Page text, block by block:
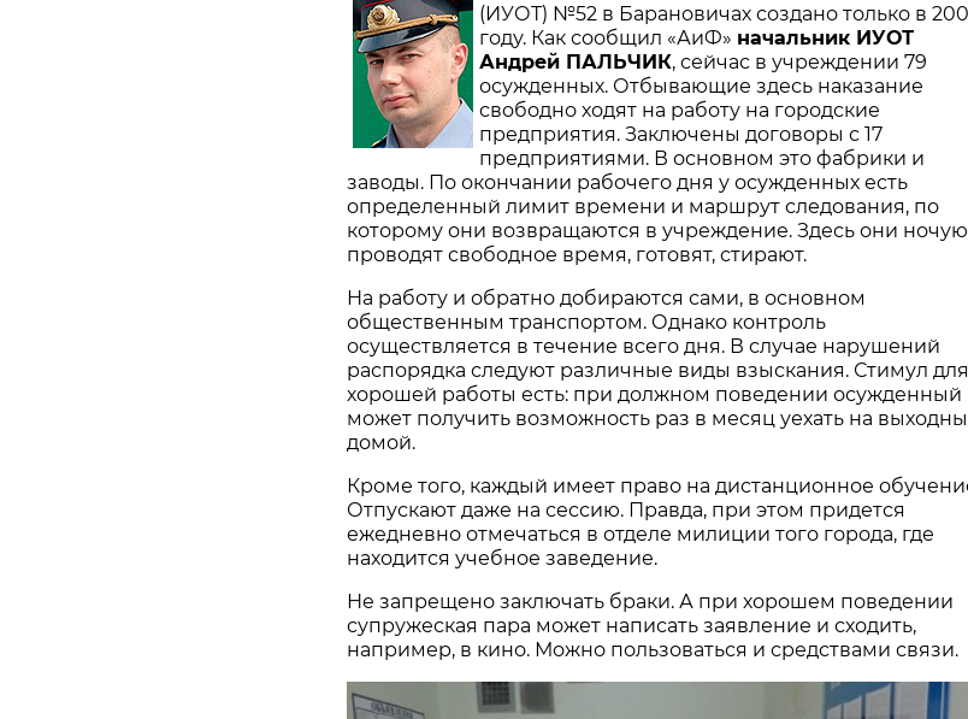
(ИУОТ) №52 в Барановичах создано только в
году. Как сообщил «АиФ» начальник ИУОТ
Андрей ПАЛЬЧИК, сейчас в учреждении 79
осужденных. Отбывающие здесь наказание
свободно ходят на работу на городские
предприятия. Заключены договоры с 17
предприятиями. В основном это фабрики и
заводы. По окончании рабочего дня у осужденных есть
определенный лимит времени и маршрут следования, по
которому они возвращаются в учреждение. Здесь они
проводят свободное время, готовят, стирают.
На работу и обратно добираются сами, в основном
общественным транспортом. Однако контроль
осуществляется в течение всего дня. В случае нарушений
распорядка следуют различные виды взыскания. Стимул для
хорошей работы есть: при должном поведении осужденный
может получить возможность раз в месяц уехать на
домой.
Кроме того, каждый имеет право на дистанционное
Отпускают даже на сессию. Правда, при этом придется
ежедневно отмечаться в отделе милиции того города, где
находится учебное заведение.
Не запрещено заключать браки. А при хорошем поведении
супружеская пара может написать заявление и сходить,
например, в кино. Можно пользоваться и средствами связи.